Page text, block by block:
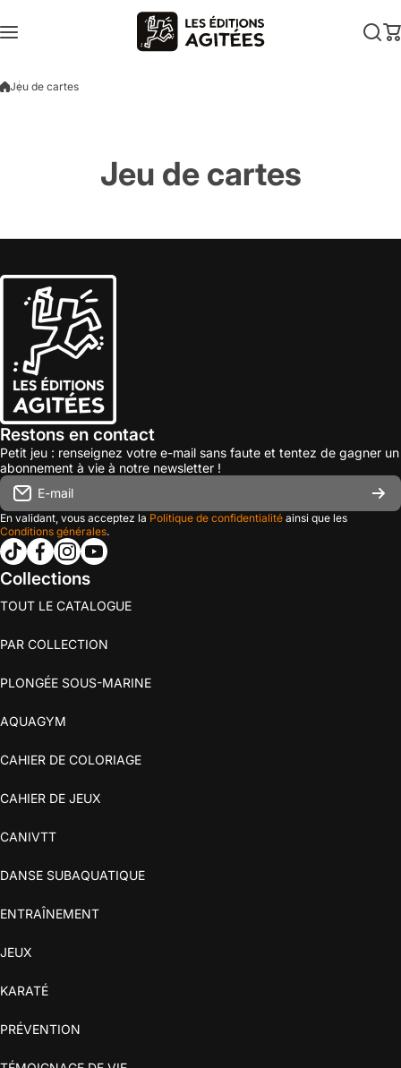
Jeu de cartes
Jeu de cartes
Restons en contact
Petit jeu : renseignez votre e-mail sans faute et tentez de gagner un
abonnement à vie à notre newsletter !
E-mail
En validant, vous acceptez la Politique de confidentialité ainsi que les
Conditions générales.
tiktokcom/@les_editions_agitees
facebookcom/leseditionsagitees/
instagramcom/les_editions_agitees/
youtubecom/@leseditionsagitees
Collections
TOUT LE CATALOGUE
PAR COLLECTION
PLONGÉE SOUS-MARINE
AQUAGYM
CAHIER DE COLORIAGE
CAHIER DE JEUX
CANIVTT
DANSE SUBAQUATIQUE
ENTRAÎNEMENT
JEUX
KARATÉ
PRÉVENTION